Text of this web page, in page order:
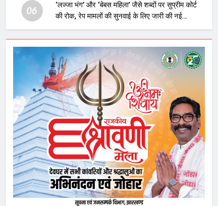
06
‘लज्जा भंग’ और ‘बेबस महिला’ जैसे शब्दों पर सुप्रीम कोर्ट
की रोक, रेप मामलों की सुनवाई के लिए जारी की नई
गाइडलाइंस